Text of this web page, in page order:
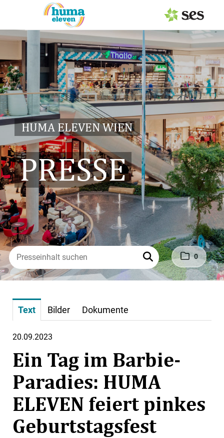
0
HUMA ELEVEN WIEN
PRESSE
PRESSEAUSSENDUNGEN
Center & Marken
Services
Events
MEDIAGALERIE
PRESSEKONTAKT
Text Bilder Dokumente
20.09.2023
Ein Tag im Barbie-
Paradies: HUMA
ELEVEN feiert pinkes
Geburtstagsfest